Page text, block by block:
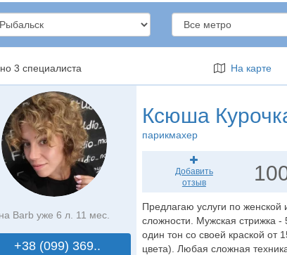
3 специалиста На карте
Barb уже 6 л. 11 мес.
+38 (099) 369..
Ксюша
парикмахер
Добавить
отзыв
Предлагаю услуги по
сложности. Мужская стрижка
один тон со своей краской от
цвета). Любая сложная